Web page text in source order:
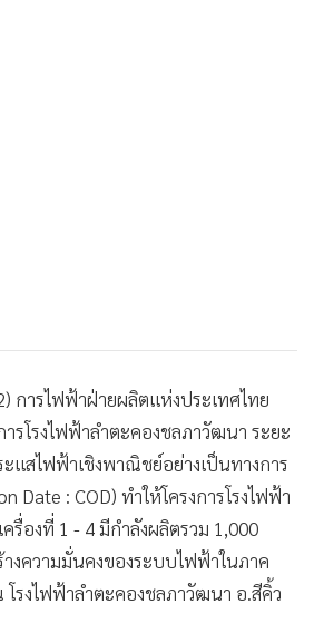
การไฟฟ้าฝ่ายผลิตแห่งประเทศไทย
ารโรงไฟฟ้าลำตะคองชลภาวัฒนา ระยะ
แสไฟฟ้าเชิงพาณิชย์อย่างเป็นทางการ
Date : COD) ทำให้โครงการโรงไฟฟ้า
รื่องที่ 1 - 4 มีกำลังผลิตรวม 1,000
งความมั่นคงของระบบไฟฟ้าในภาค
รงไฟฟ้าลำตะคองชลภาวัฒนา อ.สีคิ้ว